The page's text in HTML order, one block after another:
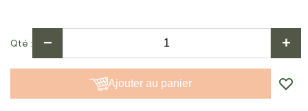
Qté − +
Ajouter au panier